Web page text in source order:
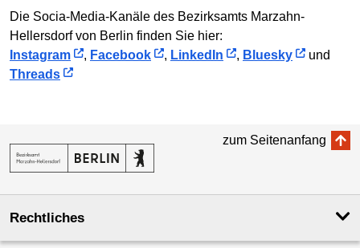
Die Socia-Media-Kanäle des Bezirksamts Marzahn-
Hellersdorf von Berlin finden Sie hier:
Instagram
, Facebook , LinkedIn , Bluesky
und
Threads
zum Seitenanfang
Rechtliches